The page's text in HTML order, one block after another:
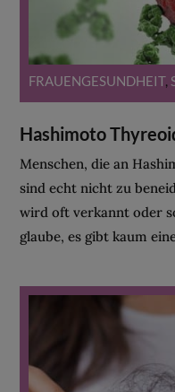
FRAUENGESUNDHEIT,
Hashimoto
Menschen, die an
sind echt nicht zu
wird oft verkannt oder
glaube, es gibt kaum